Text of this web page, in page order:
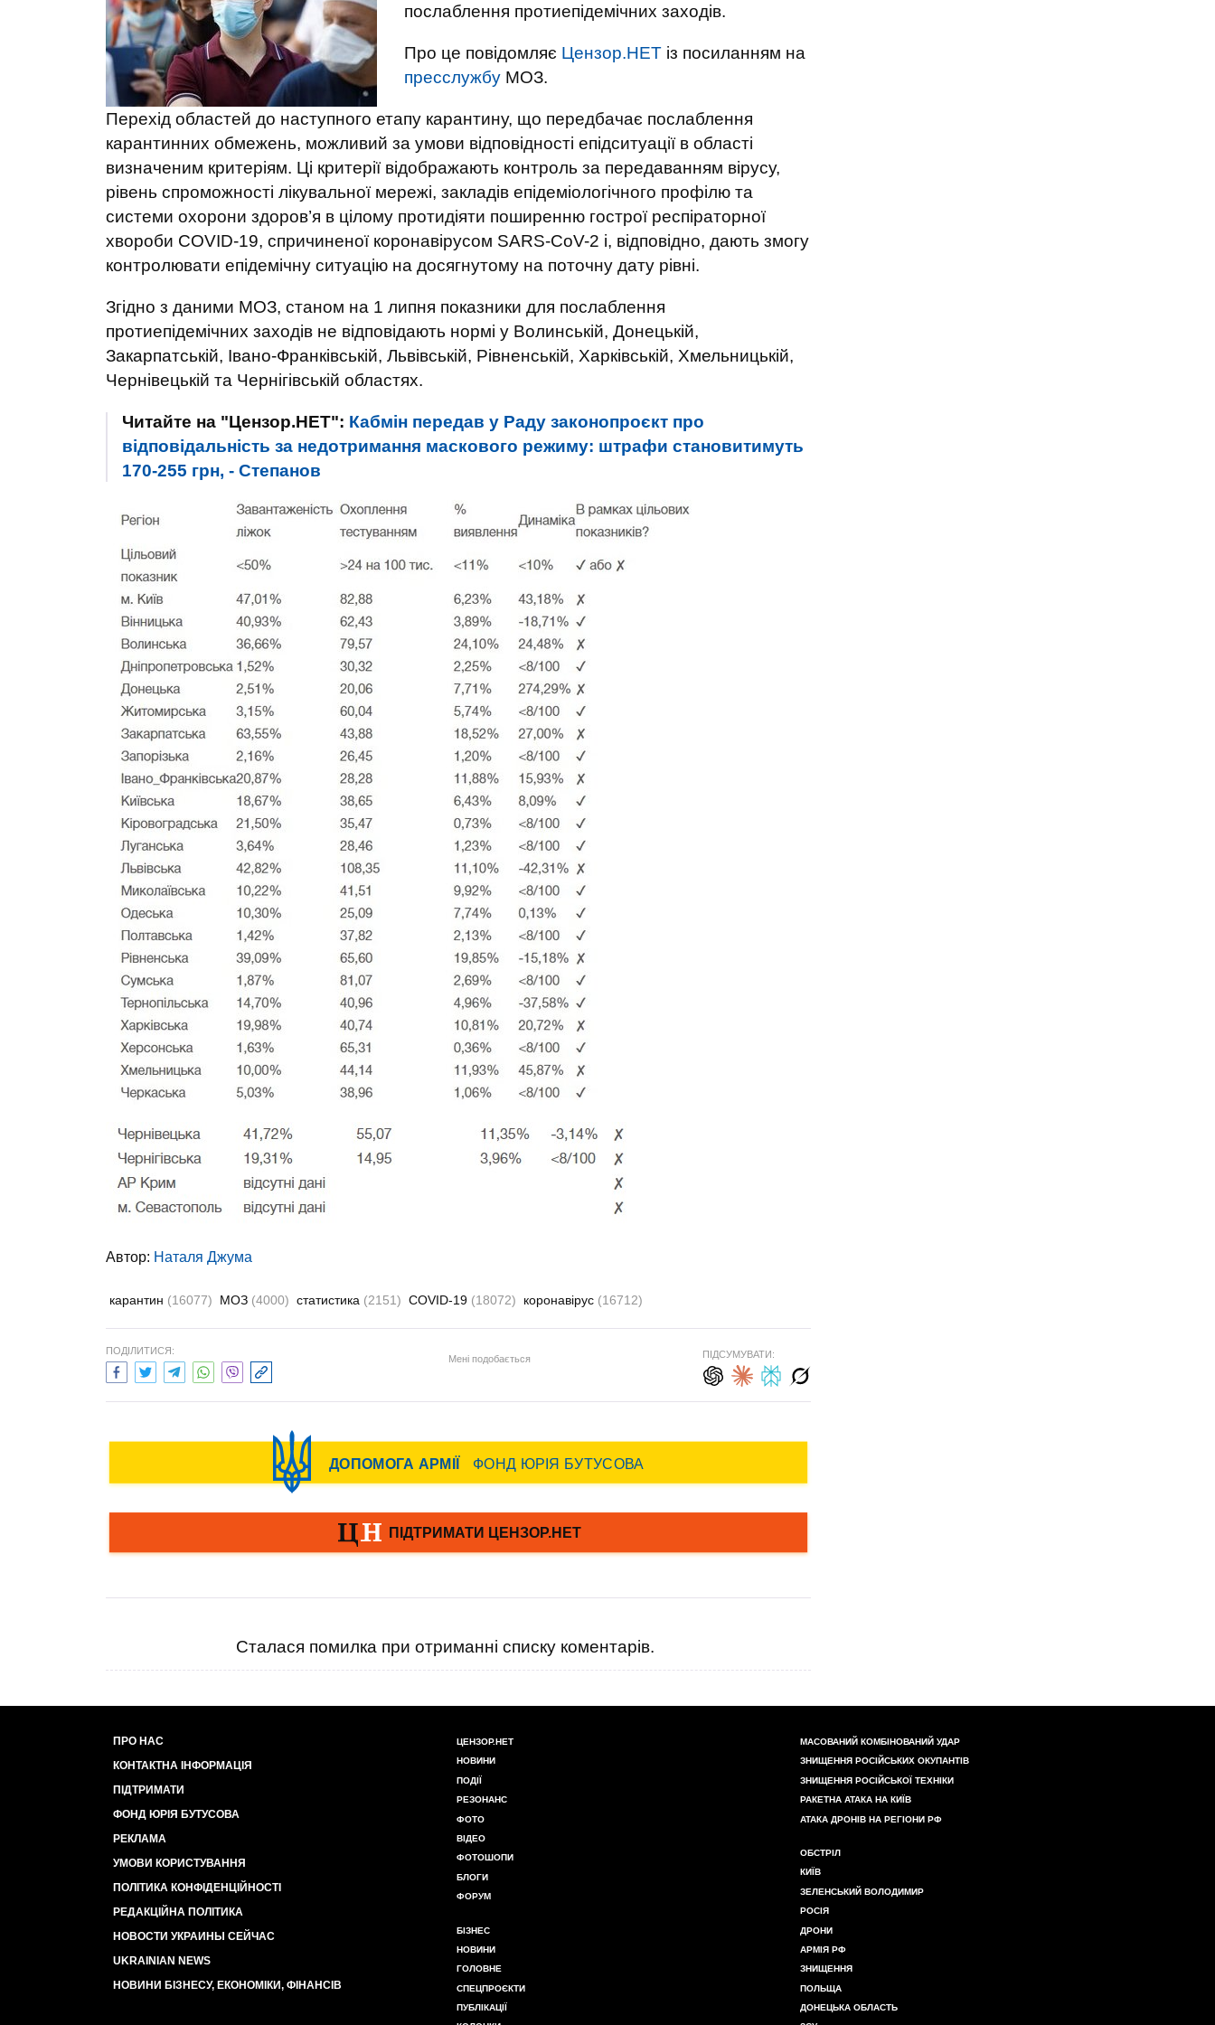
послаблення протиепідемічних заходів.
Про це повідомляє Цензор.НЕТ із посиланням на
пресслужбу МОЗ.
Перехід областей до наступного етапу карантину, що передбачає послаблення
карантинних обмежень, можливий за умови відповідності епідситуації в області
визначеним критеріям. Ці критерії відображають контроль за передаванням вірусу,
рівень спроможності лікувальної мережі, закладів епідеміологічного профілю та
системи охорони здоров’я в цілому протидіяти поширенню гострої респіраторної
хвороби COVID-19, спричиненої коронавірусом SARS-CoV-2 і, відповідно, дають змогу
контролювати епідемічну ситуацію на досягнутому на поточну дату рівні.
Згідно з даними МОЗ, станом на 1 липня показники для послаблення
протиепідемічних заходів не відповідають нормі у Волинській, Донецькій,
Закарпатській, Івано-Франківській, Львівській, Рівненській, Харківській, Хмельницькій,
Чернівецькій та Чернігівській областях.
Читайте на "Цензор.НЕТ": Кабмін передав у Раду законопроєкт про
відповідальність за недотримання маскового режиму: штрафи становитимуть
170-255 грн, - Степанов
Автор: Наталя Джума
карантин (16077) МОЗ (4000) статистика (2151) COVID-19 (18072) коронавірус (16712)
ПОДІЛИТИСЯ:
Мені подобається ПІДСУМУВАТИ:
Сталася помилка при отриманні списку коментарів.
ПРО НАС
КОНТАКТНА ІНФОРМАЦІЯ
ПІДТРИМАТИ
ФОНД ЮРІЯ БУТУСОВА
РЕКЛАМА
УМОВИ КОРИСТУВАННЯ
ПОЛІТИКА КОНФІДЕНЦІЙНОСТІ
РЕДАКЦІЙНА ПОЛІТИКА
НОВОСТИ УКРАИНЫ СЕЙЧАС
UKRAINIAN NEWS
НОВИНИ БІЗНЕСУ, ЕКОНОМІКИ, ФІНАНСІВ
ЦЕНЗОР.НЕТ
НОВИНИ
ПОДІЇ
РЕЗОНАНС
ФОТО
ВІДЕО
ФОТОШОПИ
БЛОГИ
ФОРУМ
БІЗНЕС
НОВИНИ
ГОЛОВНЕ
СПЕЦПРОЄКТИ
ПУБЛІКАЦІЇ
МАСОВАНИЙ КОМБІНОВАНИЙ УДАР
ЗНИЩЕННЯ РОСІЙСЬКИХ ОКУПАНТІВ
ЗНИЩЕННЯ РОСІЙСЬКОЇ ТЕХНІКИ
РАКЕТНА АТАКА НА КИЇВ
АТАКА ДРОНІВ НА РЕГІОНИ РФ
ОБСТРІЛ
КИЇВ
ЗЕЛЕНСЬКИЙ ВОЛОДИМИР
РОСІЯ
ДРОНИ
АРМІЯ РФ
ЗНИЩЕННЯ
ПОЛЬЩА
ДОНЕЦЬКА ОБЛАСТЬ